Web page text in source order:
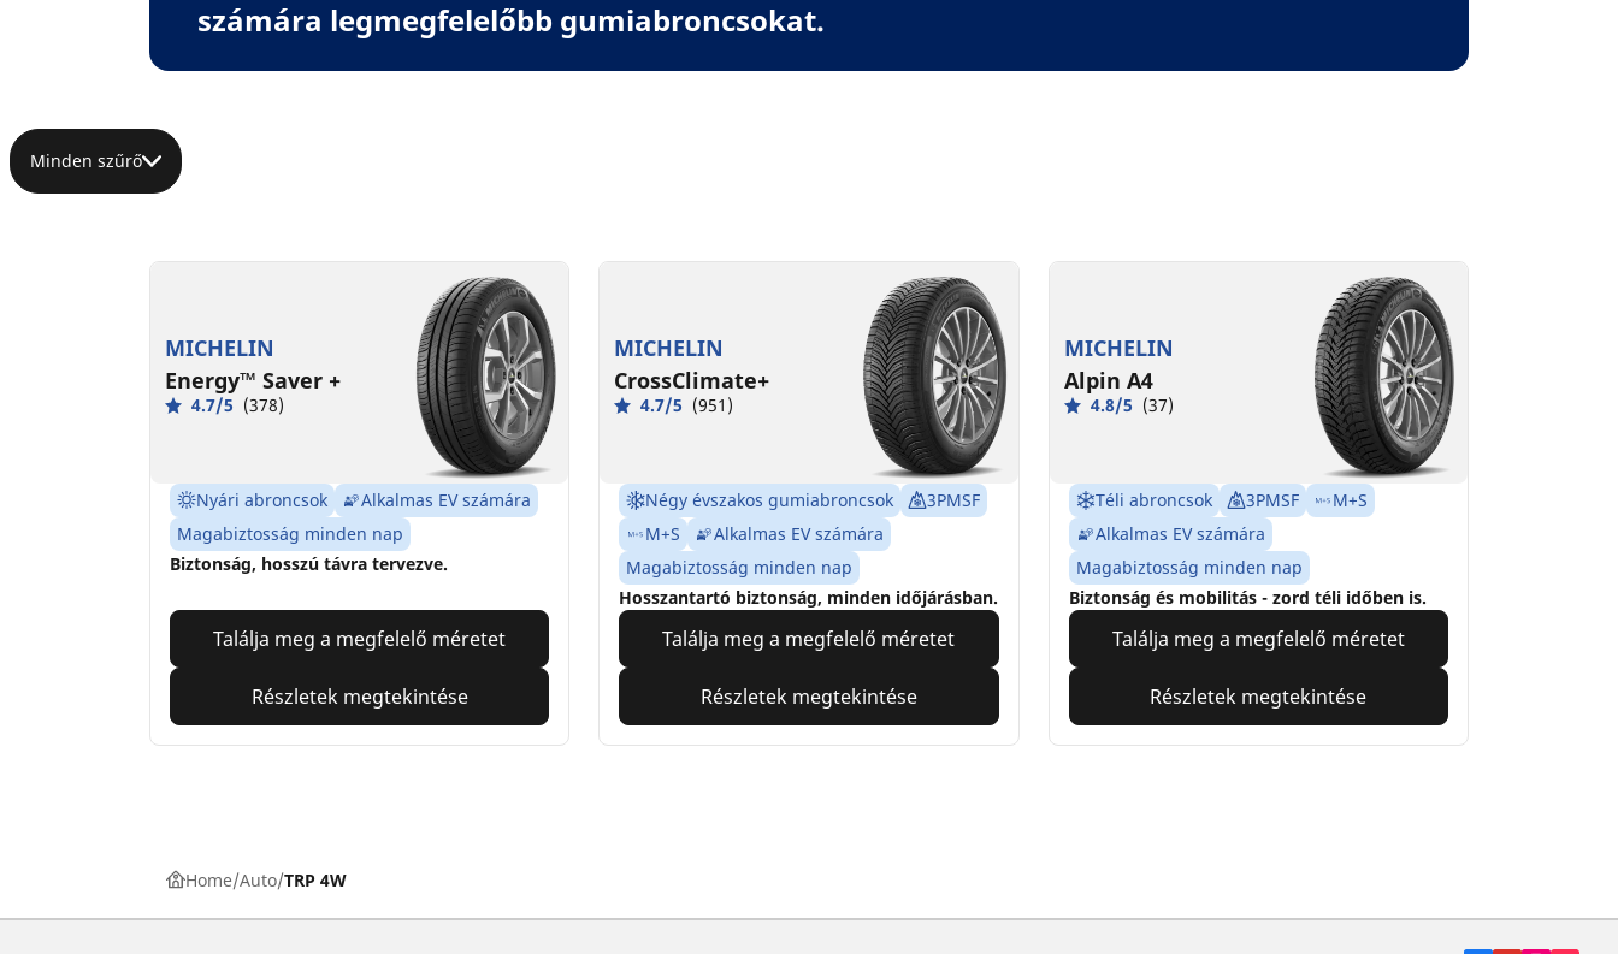
számára legmegfelelőbb gumiabroncsokat.
Minden szűrő
MICHELIN
Energy™ Saver +
4.7/5 (378)
Nyári abroncsok
Alkalmas EV számára
Magabiztosság minden nap
Biztonság, hosszú távra tervezve.
Találja meg a megfelelő méretet
Részletek megtekintése
MICHELIN
CrossClimate+
4.7/5 (951)
Négy évszakos gumiabroncsok
3PMSF
M+S
Alkalmas EV számára
Magabiztosság minden nap
Hosszantartó biztonság, minden időjárásban.
Találja meg a megfelelő méretet
Részletek megtekintése
MICHELIN
Alpin A4
4.8/5 (37)
Téli abroncsok 3PMSF
M+S
Alkalmas EV számára
Magabiztosság minden nap
Biztonság és mobilitás - zord téli időben is.
Találja meg a megfelelő méretet
Részletek megtekintése
Home Auto TRP 4W